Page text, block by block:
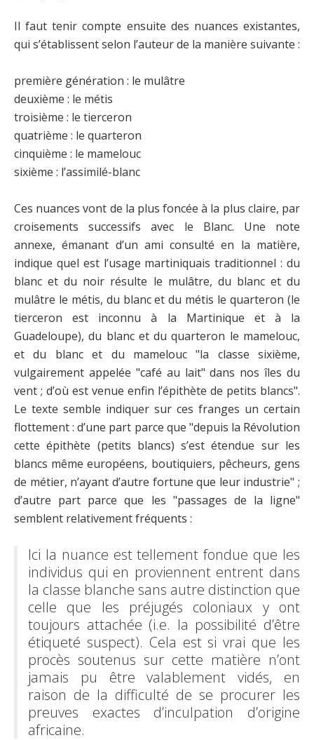
Il faut tenir compte ensuite des nuances existantes,
qui s’établissent selon l’auteur de la manière suivante :
première génération : le mulâtre
deuxième : le métis
troisième : le tierceron
quatrième : le quarteron
cinquième : le mamelouc
sixième : l’assimilé-blanc
Ces nuances vont de la plus foncée à la plus claire, par
croisements successifs avec le Blanc. Une note
annexe, émanant d’un ami consulté en la matière,
indique quel est l’usage martiniquais traditionnel : du
blanc et du noir résulte le mulâtre, du blanc et du
mulâtre le métis, du blanc et du métis le quarteron (le
tierceron est inconnu à la Martinique et à la
Guadeloupe), du blanc et du quarteron le mamelouc,
et du blanc et du mamelouc "la classe sixième,
vulgairement appelée "café au lait" dans nos îles du
vent ; d’où est venue enfin l’épithète de petits blancs".
Le texte semble indiquer sur ces franges un certain
flottement : d’une part parce que "depuis la Révolution
cette épithète (petits blancs) s’est étendue sur les
blancs même européens, boutiquiers, pêcheurs, gens
de métier, n’ayant d’autre fortune que leur industrie" ;
d’autre part parce que les "passages de la ligne"
semblent relativement fréquents :
Ici la nuance est tellement fondue que les
individus qui en proviennent entrent dans
la classe blanche sans autre distinction que
celle que les préjugés coloniaux y ont
toujours attachée (i.e. la possibilité d’être
étiqueté suspect). Cela est si vrai que les
procès soutenus sur cette matière n’ont
jamais pu être valablement vidés, en
raison de la difficulté de se procurer les
preuves exactes d’inculpation d’origine
africaine.